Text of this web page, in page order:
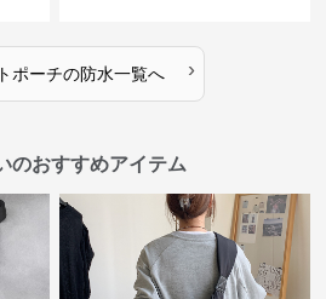
ポーチの防水一覧へ ›
のおすすめアイテム